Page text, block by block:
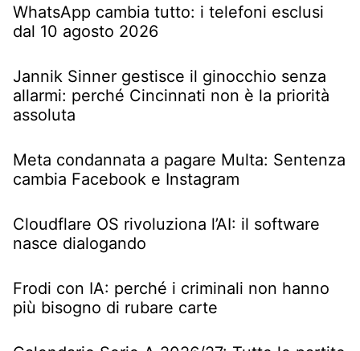
WhatsApp cambia tutto: i telefoni esclusi
dal 10 agosto 2026
Jannik Sinner gestisce il ginocchio senza
allarmi: perché Cincinnati non è la priorità
assoluta
Meta condannata a pagare Multa: Sentenza
cambia Facebook e Instagram
Cloudflare OS rivoluziona l’AI: il software
nasce dialogando
Frodi con IA: perché i criminali non hanno
più bisogno di rubare carte